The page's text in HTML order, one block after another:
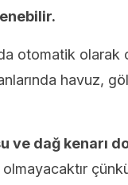
otomatik
havuz,
ve dağ kenarı